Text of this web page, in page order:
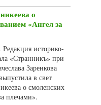
о
«Ангел за
Редакция историко-
«Странникъ» при
Заренкова
в свет
о смоленских
плечами».